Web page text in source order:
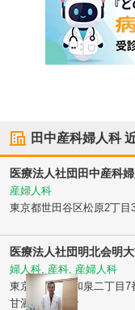
田中産科婦人科
医療法人社団 田中産科
産婦人科
東京都世田谷区松原2丁目
医療法人社団明北会明
婦人科, 産科, 産婦人科
東京都杉並区
和泉二丁目7
甘酒屋ビル2階